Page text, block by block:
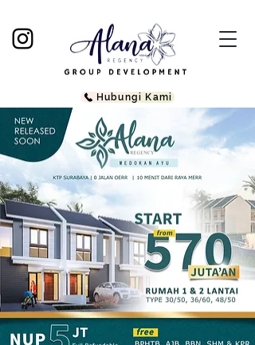
Hubungi Kami